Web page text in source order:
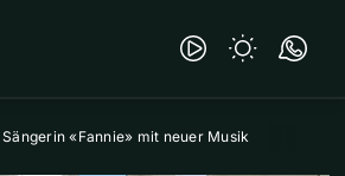
«Fannie» mit neuer Musik